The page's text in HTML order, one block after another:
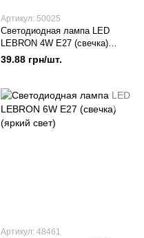
Артикул: 50025
Светодиодная лампа LED
LEBRON 4W E27 (свечка)
(яркий свет)
39.88 грн/шт.
Артикул: 48461